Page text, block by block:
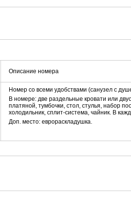
Описание номера
Номер со всеми удобствами (санузел с
В номере: две раздельные кровати или
платяной, тумбочки, стол, стулья, набор
холодильник, сплит-система, чайник. В
Доп. место: еврораскладушка.